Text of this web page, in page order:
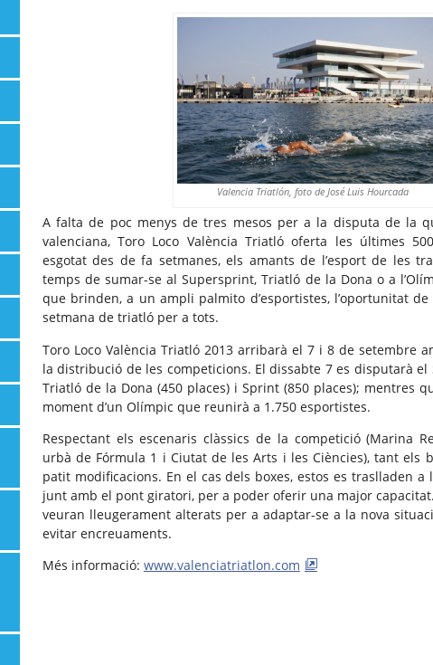
Valencia Triatlón, foto de José Luis Hourcada
A falta de poc menys de tres mesos per a la disputa de la
valenciana, Toro Loco València Triatló oferta les últimes
esgotat des de fa setmanes, els amants de l’esport de les
temps de sumar-se al Supersprint, Triatló de la Dona o a
que brinden, a un ampli palmito d’esportistes, l’oportunitat
setmana de triatló per a tots.
Toro Loco València Triatló 2013 arribarà el 7 i 8 de setembre
la distribució de les competicions. El dissabte 7 es disputarà el
Triatló de la Dona (450 places) i Sprint (850 places); mentres
moment d’un Olímpic que reunirà a 1.750 esportistes.
Respectant els escenaris clàssics de la competició (Marina
urbà de Fórmula 1 i Ciutat de les Arts i les Ciències), tant els
patit modificacions. En el cas dels boxes, estos es traslladen a
junt amb el pont giratori, per a poder oferir una major
veuran lleugerament alterats per a adaptar-se a la nova
evitar encreuaments.
Més informació: www.valenciatriatlon.com